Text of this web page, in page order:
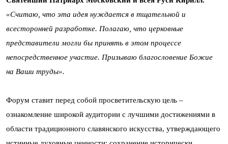
«Считаю, что эта идея нуждается в тщательной и
всесторонней разработке. Полагаю, что церковные
представители могли бы принять в этом процессе
непосредственное участие. Призываю благословение Божие
на Ваши труды».
Форум ставит перед собой просветительскую цель –
ознакомление широкой аудитории с лучшими достижениями в
области традиционного славянского искусства, утверждающего